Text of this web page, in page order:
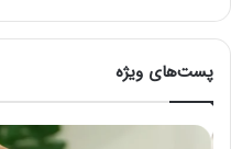
پست‌های ویژه
ماساژ